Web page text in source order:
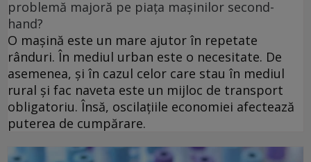
problemă majoră pe piața mașinilor second-
hand?
O mașină este un mare ajutor în repetate
rânduri. În mediul urban este o necesitate. De
asemenea, și în cazul celor care stau în mediul
rural și fac naveta este un mijloc de transport
obligatoriu. Însă, oscilațiile economiei afectează
puterea de cumpărare.